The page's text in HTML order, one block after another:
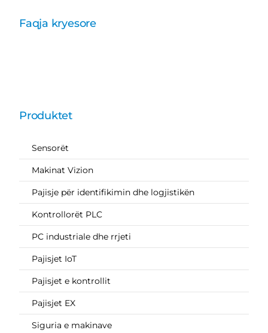
Faqja kryesore
Produktet
Sensorët
Makinat Vizion
Pajisje për identifikimin dhe logjistikën
Kontrollorët PLC
PC industriale dhe rrjeti
Pajisjet IoT
Pajisjet e kontrollit
Pajisjet EX
Siguria e makinave